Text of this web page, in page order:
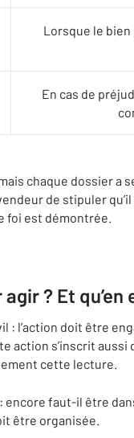
Lorsque le
En cas de
chaque dossier a
de stipuler
foi est démontrée.
? Et qu’en
: l’action doit être
action s’inscrit aussi
cette lecture.
faut-il être
être organisée.